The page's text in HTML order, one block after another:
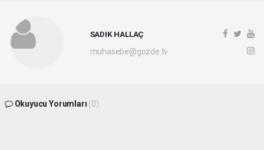
SADIK HALLAÇ
muhasebe@gozde.tv
Okuyucu Yorumları (0)